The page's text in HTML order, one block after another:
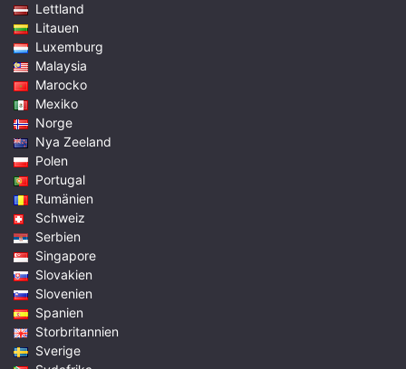
Lettland
Litauen
Luxemburg
Malaysia
Marocko
Mexiko
Norge
Nya Zeeland
Polen
Portugal
Rumänien
Schweiz
Serbien
Singapore
Slovakien
Slovenien
Spanien
Storbritannien
Sverige